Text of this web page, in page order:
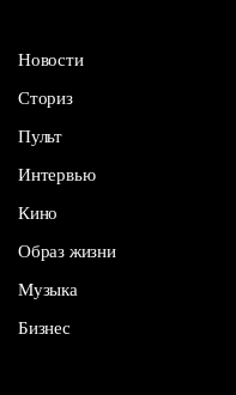
Новости
Сториз
Пульт
Интервью
Кино
Образ жизни
Музыка
Бизнес